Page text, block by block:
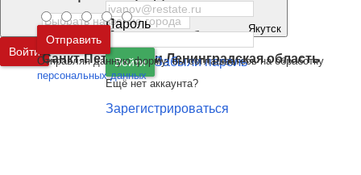
Якутск
Войти
Москва и
Московская область
Санкт-Петербург иЛенинградская область
Пароль
Войти Забыли пароль
Ещё нет аккаунта?
Зарегистрироваться
Отправить
Отправляя данную форму, вы соглашаетесь на обработку
персональных данных